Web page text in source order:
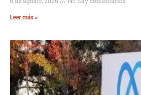
Leer más »